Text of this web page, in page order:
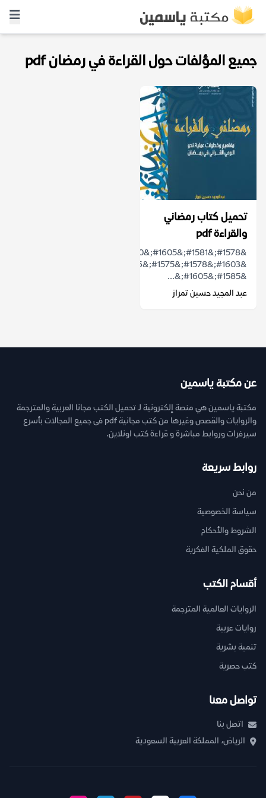
جميع المؤلفات حول القراءة في رمضان pdf
تحميل كتاب رمضاني
والقراءة pdf
&#1585;&#1605;&...
عبد المجيد حسين تمراز
عن مكتبة ياسمين
مكتبة ياسمين هي منصة إلكترونية لـ تحميل الكتب مجانا العربية والمترجمة
والروايات والقصص وغيرها من كتب مجانية pdf فى جميع المجالات بأسرع
سيرفرات وروابط مباشرة و قراءة كتب اونلاين.
روابط سريعة
من نحن
سياسة الخصوصية
الشروط والأحكام
حقوق الملكية الفكرية
أقسام الكتب
الروايات العالمية المترجمة
روايات عربية
تنمية بشرية
كتب حصرية
تواصل معنا
اتصل بنا
الرياض، المملكة العربية السعودية